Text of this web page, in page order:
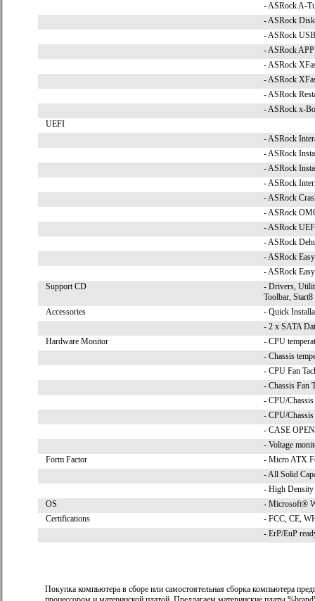
- ASRock A-
- ASRock
- ASRock
- ASRock
- ASRock
- ASRock
- ASRock
- ASRock x-
UEFI
- ASRock
- ASRock
- ASRock
- ASRock
- ASRock
- ASRock
- ASRock
- ASRock
- ASRock
- ASRock
Support CD
- Drivers,
Toolbar,
Accessories
- Quick
- 2 x SATA
Hardware Monitor
- CPU
- Chassis
- CPU Fan
- Chassis Fan
- CPU/
- CPU/
- CASE
- Voltage
Form Factor
- Micro ATX
- All Solid
- High Density
OS
- Microsoft®
Certifications
- FCC, CE,
- ErP/EuP
Покупка компьютера в сборе или самостоятельная сборка компьютера